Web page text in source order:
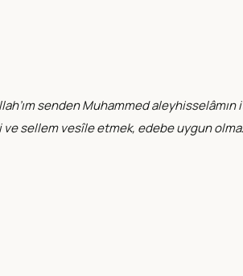
senden Muhammed aleyhisselâmın
ve sellem vesîle etmek, edebe uygun